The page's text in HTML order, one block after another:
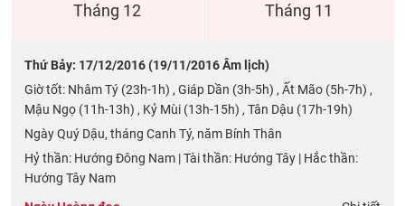
Tháng 12 Tháng 11
Thứ Bảy: 17/12/2016 (19/11/2016 Âm lịch)
Giờ tốt: Nhâm Tý (23h-1h) , Giáp Dần (3h-5h) , Ất Mão (5h-7h) ,
Mậu Ngọ (11h-13h) , Kỷ Mùi (13h-15h) , Tân Dậu (17h-19h)
Ngày Quý Dậu, tháng Canh Tý, năm Bính Thân
Hỷ thần: Hướng Đông Nam | Tài thần: Hướng Tây | Hắc thần:
Hướng Tây Nam